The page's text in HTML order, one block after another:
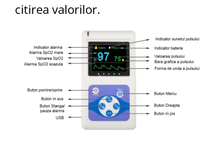
citirea valorilor.